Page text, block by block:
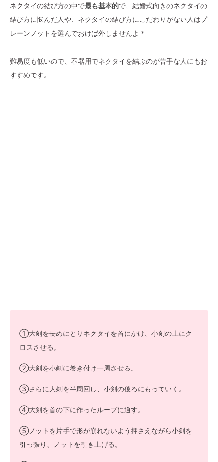
ネクタイの結び方の中で最も基本的で、結婚式向きのネクタイの
結び方に悩んだ人や、ネクタイの結び方にこだわりがない人はプ
レーンノットを選んでおけば外しませんよ＊
難易度も低いので、不器用でネクタイを結ぶのが苦手な人にもお
すすめです。
①大剣を長めにとりネクタイを首にかけ、小剣の上にク
ロスさせる。
②大剣を小剣に巻き付け一周させる。
③さらに大剣を半周回し、小剣の後ろにもっていく。
④大剣を首の下に作ったループに通す。
⑤ノットを片手で形が崩れないよう押さえながら小剣を
引っ張り、ノットを引き上げる。